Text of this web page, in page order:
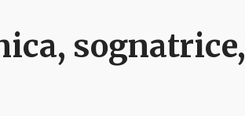
sognatrice,